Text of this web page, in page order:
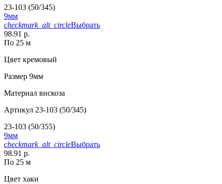
23-103 (50/345)
9мм
checkmark_alt_circleВыбрать
98.91 р.
По 25 м
Цвет кремовый
Размер 9мм
Материал вискоза
Артикул 23-103 (50/345)
23-103 (50/355)
9мм
checkmark_alt_circleВыбрать
98.91 р.
По 25 м
Цвет хаки